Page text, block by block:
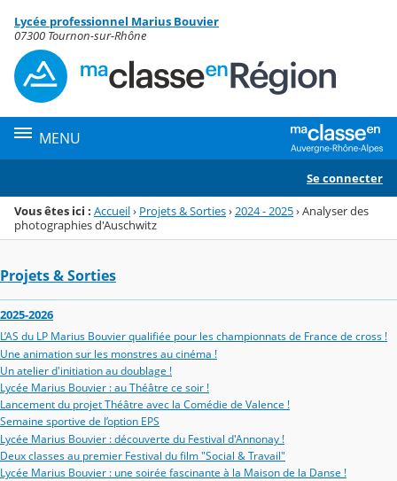
Menu de la rubrique
Contenu
Lycée professionnel Marius Bouvier
07300 Tournon-sur-Rhône
MENU
Se connecter
Vous êtes ici : Accueil› Projets & Sorties› 2024 - 2025›Analyser des
photographies d'Auschwitz
Projets & Sorties
2025-2026
L’AS du LP Marius Bouvier qualifiée pour les championnats de France de cross !
Une animation sur les monstres au cinéma !
Un atelier d'initiation au doublage !
Lycée Marius Bouvier : au Théâtre ce soir !
Lancement du projet Théâtre avec la Comédie de Valence !
Semaine sportive de l’option EPS
Lycée Marius Bouvier : découverte du Festival d'Annonay !
Deux classes au premier Festival du film "Social & Travail"
Lycée Marius Bouvier : une soirée fascinante à la Maison de la Danse !